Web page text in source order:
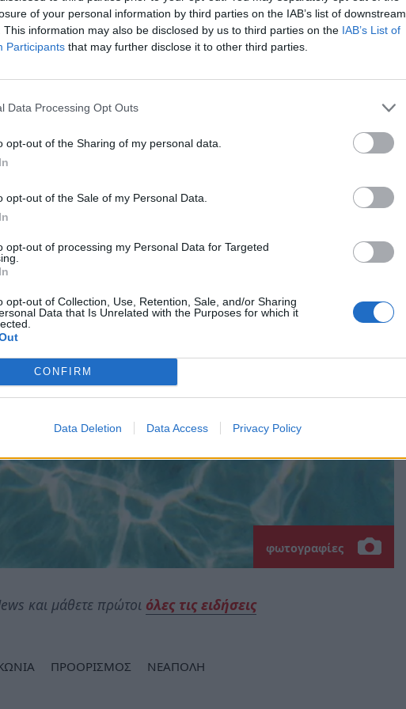
of your personal information by third parties on the IAB’s list of downstream
This information may also be disclosed by us to third parties on the IAB’s List of
Participants that may further disclose it to other third parties.
Data Processing Opt Outs
opt-out of the Sharing of my personal data.
opt-out of the Sale of my Personal Data.
opt-out of processing my Personal Data for Targeted
opt-out of Collection, Use, Retention, Sale, and/or Sharing
Data that Is Unrelated with the Purposes for which it
CONFIRM
Data Deletion Data Access Privacy Policy
της παραλίας του Παυλοπετρίου,
Μέσα από το χωριό σε σημείο που
επίσης μικρός δρόμος που συνδέεται
σημείο.
τον χρόνο…
φωτογραφίες
και μάθετε πρώτοι όλες τις ειδήσεις
ΠΡΟΟΡΙΣΜΟΣ ΝΕΑΠΟΛΗ